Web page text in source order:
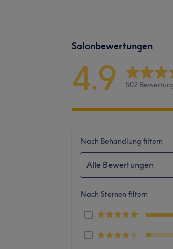
Salonbewertungen
4.9 502
Nach Behandlung filtern
Alle Bewertungen
Nach Sternen filtern